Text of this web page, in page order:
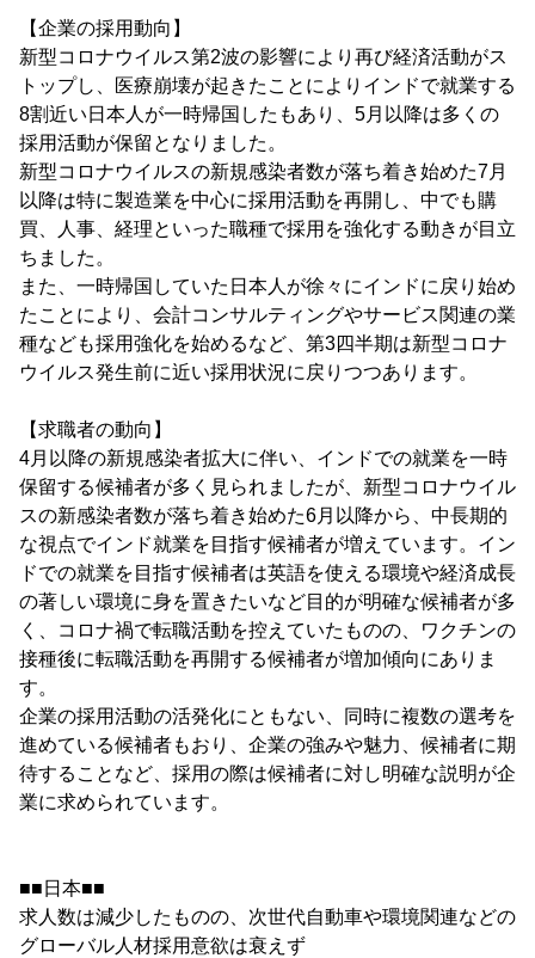
【企業の採用動向】
新型コロナウイルス第2波の影響により再び経済活動がス
トップし、医療崩壊が起きたことによりインドで就業する
8割近い日本人が一時帰国したもあり、5月以降は多くの
採用活動が保留となりました。
新型コロナウイルスの新規感染者数が落ち着き始めた7月
以降は特に製造業を中心に採用活動を再開し、中でも購
買、人事、経理といった職種で採用を強化する動きが目立
ちました。
また、一時帰国していた日本人が徐々にインドに戻り始め
たことにより、会計コンサルティングやサービス関連の業
種なども採用強化を始めるなど、第3四半期は新型コロナ
ウイルス発生前に近い採用状況に戻りつつあります。
【求職者の動向】
4月以降の新規感染者拡大に伴い、インドでの就業を一時
保留する候補者が多く見られましたが、新型コロナウイル
スの新感染者数が落ち着き始めた6月以降から、中長期的
な視点でインド就業を目指す候補者が増えています。イン
ドでの就業を目指す候補者は英語を使える環境や経済成長
の著しい環境に身を置きたいなど目的が明確な候補者が多
く、コロナ禍で転職活動を控えていたものの、ワクチンの
接種後に転職活動を再開する候補者が増加傾向にありま
す。
企業の採用活動の活発化にともない、同時に複数の選考を
進めている候補者もおり、企業の強みや魅力、候補者に期
待することなど、採用の際は候補者に対し明確な説明が企
業に求められています。
■■日本■■
求人数は減少したものの、次世代自動車や環境関連などの
グローバル人材採用意欲は衰えず